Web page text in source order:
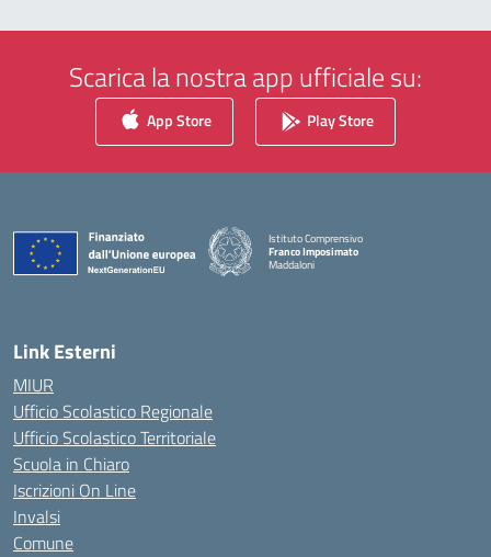
Scarica la nostra app ufficiale su:
App Store Play Store
Istituto Comprensivo
Franco Imposimato
Maddaloni
Link Esterni
MIUR
Ufficio Scolastico Regionale
Ufficio Scolastico Territoriale
Scuola in Chiaro
Iscrizioni On Line
Invalsi
Comune